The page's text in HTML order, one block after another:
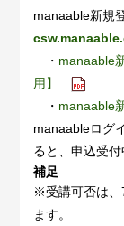
manaable新規
・ manaable
用】
・ manaable
manaableログ
ると、申込受付
補足
※受講可否は、
ます。